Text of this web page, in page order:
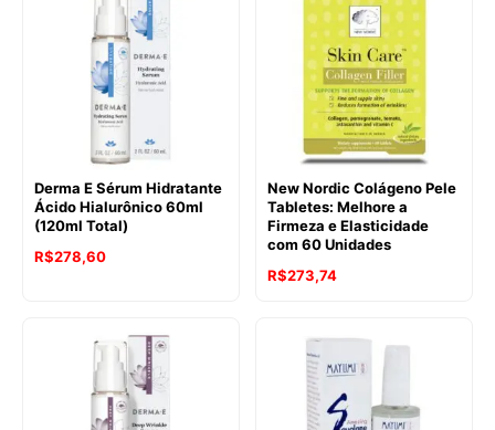
Derma E Sérum Hidratante
Ácido Hialurônico 60ml
(120ml Total)
R$278,60
New Nordic Colágeno Pele
Tabletes: Melhore a
Firmeza e Elasticidade
com 60 Unidades
R$273,74